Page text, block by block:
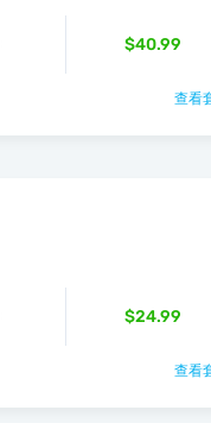
$40.99
查看
$24.99
查看